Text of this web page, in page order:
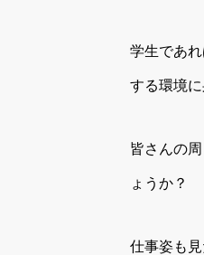
学生であ
する環境
皆さんの
ょうか？
仕事姿も